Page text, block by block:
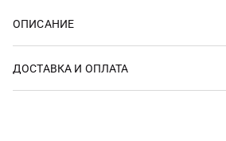
ОПИСАНИЕ
ДОСТАВКА И ОПЛАТА